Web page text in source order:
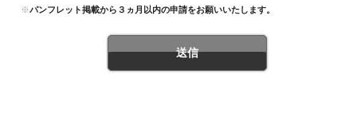
※パンフレット掲載から３ヵ月以内の申請をお願いいたします。